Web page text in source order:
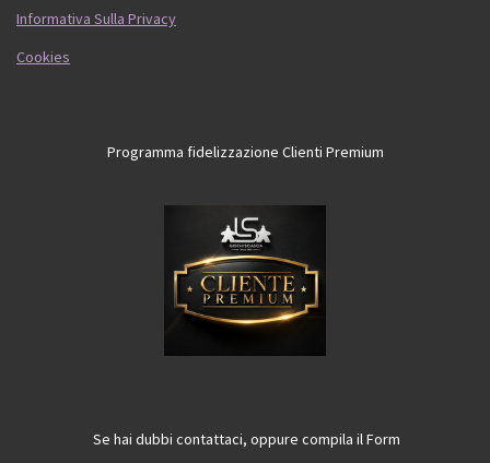
Informativa Sulla Privacy
Cookies
Programma fidelizzazione Clienti Premium
Se hai dubbi contattaci, oppure compila il Form